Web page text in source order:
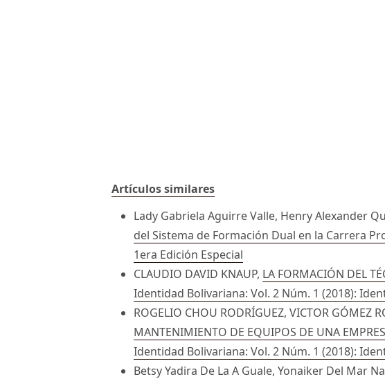
Artículos similares
Lady Gabriela Aguirre Valle, Henry Alexander
del Sistema de Formación Dual en la Carrera
1era Edición Especial
CLAUDIO DAVID KNAUP, LA FORMACIÓN DEL
Identidad Bolivariana: Vol. 2 Núm. 1 (2018):
ROGELIO CHOU RODRÍGUEZ, VICTOR GÓMEZ
MANTENIMIENTO DE EQUIPOS DE UNA
Identidad Bolivariana: Vol. 2 Núm. 1 (2018):
Betsy Yadira De La A Guale, Yonaiker Del Mar